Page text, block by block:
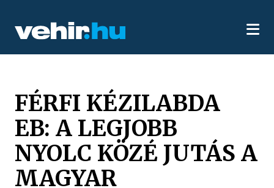
FÉRFI KÉZILABDA
EB: A LEGJOBB
NYOLC KÖZÉ JUTÁS A
MAGYAR